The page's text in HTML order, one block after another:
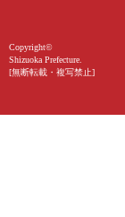
Copyright©
Shizuoka Prefecture.
[無断転載・複写禁止]